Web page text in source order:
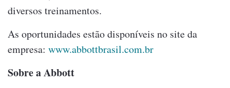
diversos treinamentos.
As oportunidades estão disponíveis no site da
empresa: www.abbottbrasil.com.br
Sobre a Abbott